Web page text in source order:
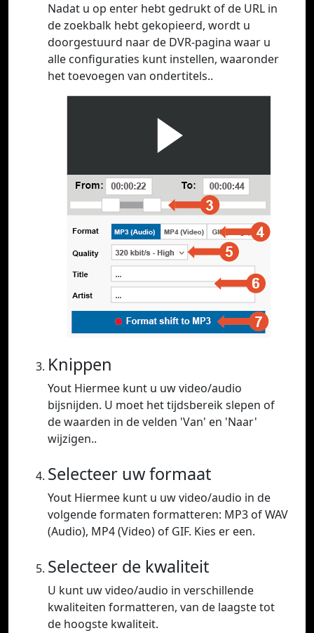
Nadat u op enter hebt gedrukt of de URL in
de zoekbalk hebt gekopieerd, wordt u
doorgestuurd naar de DVR-pagina waar u
alle configuraties kunt instellen, waaronder
het toevoegen van ondertitels..
Knippen
Yout Hiermee kunt u uw video/audio
bijsnijden. U moet het tijdsbereik slepen of
de waarden in de velden 'Van' en 'Naar'
wijzigen..
Selecteer uw formaat
Yout Hiermee kunt u uw video/audio in de
volgende formaten formatteren: MP3 of WAV
(Audio), MP4 (Video) of GIF. Kies er een.
Selecteer de kwaliteit
U kunt uw video/audio in verschillende
kwaliteiten formatteren, van de laagste tot
de hoogste kwaliteit.